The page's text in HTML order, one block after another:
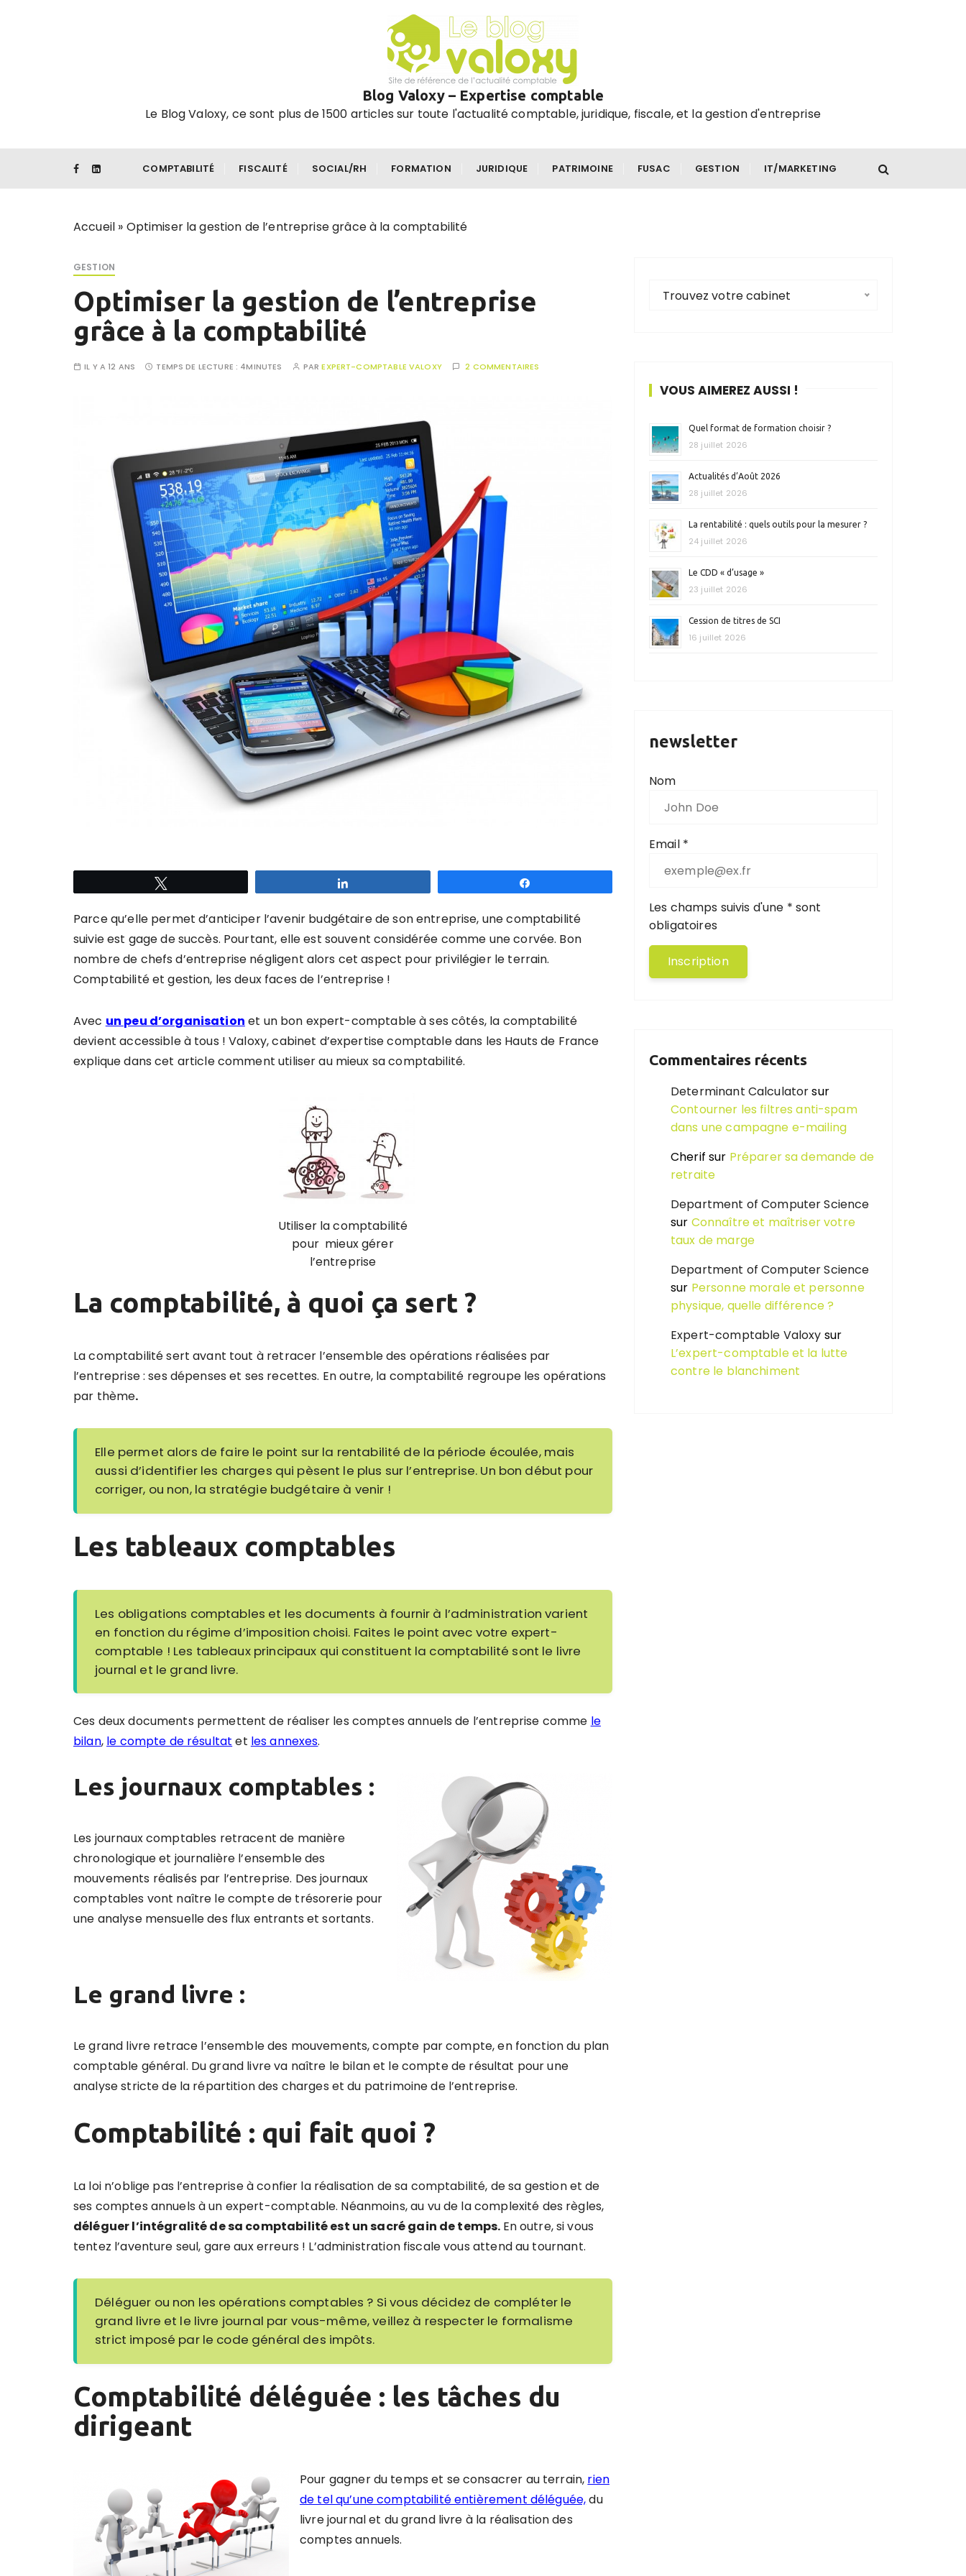
Blog Valoxy – Expertise comptable
Le Blog Valoxy, ce sont plus de 1500 articles sur toute l'actualité comptable, juridique, fiscale, et la gestion d'entreprise
COMPTABILITÉ FISCALITÉ SOCIAL/RH FORMATION JURIDIQUE PATRIMOINE FUSAC GESTION IT/MARKETING
Accueil » Optimiser la gestion de l’entreprise grâce à la comptabilité
GESTION
Optimiser la gestion de l’entreprise
grâce à la comptabilité
IL Y A 12 ANS TEMPS DE LECTURE : 4MINUTES PAREXPERT-COMPTABLE VALOXY 2 COMMENTAIRES
Parce qu’elle permet d’anticiper l’avenir budgétaire de son entreprise, une comptabilité
suivie est gage de succès. Pourtant, elle est souvent considérée comme une corvée. Bon
nombre de chefs d’entreprise négligent alors cet aspect pour privilégier le terrain.
Comptabilité et gestion, les deux faces de l’entreprise !
Avec un peu d’organisation et un bon expert-comptable à ses côtés, la comptabilité
devient accessible à tous ! Valoxy, cabinet d’expertise comptable dans les Hauts de France
explique dans cet article comment utiliser au mieux sa comptabilité.
Utiliser la comptabilité
pour mieux gérer
l’entreprise
La comptabilité, à quoi ça sert ?
La comptabilité sert avant tout à retracer l’ensemble des opérations réalisées par
l’entreprise : ses dépenses et ses recettes. En outre, la comptabilité regroupe les opérations
par thème.
Elle permet alors de faire le point sur la rentabilité de la période écoulée, mais
aussi d’identifier les charges qui pèsent le plus sur l’entreprise. Un bon début pour
corriger, ou non, la stratégie budgétaire à venir !
Les tableaux comptables
Les obligations comptables et les documents à fournir à l’administration varient
en fonction du régime d’imposition choisi. Faites le point avec votre expert-
comptable ! Les tableaux principaux qui constituent la comptabilité sont le livre
journal et le grand livre.
Ces deux documents permettent de réaliser les comptes annuels de l’entreprise comme le
bilan, le compte de résultat et les annexes.
Les journaux comptables :
Les journaux comptables retracent de manière
chronologique et journalière l’ensemble des
mouvements réalisés par l’entreprise. Des journaux
comptables vont naître le compte de trésorerie pour
une analyse mensuelle des flux entrants et sortants.
Le grand livre :
Le grand livre retrace l’ensemble des mouvements, compte par compte, en fonction du plan
comptable général. Du grand livre va naître le bilan et le compte de résultat pour une
analyse stricte de la répartition des charges et du patrimoine de l’entreprise.
Comptabilité : qui fait quoi ?
La loi n’oblige pas l’entreprise à confier la réalisation de sa comptabilité, de sa gestion et de
ses comptes annuels à un expert-comptable. Néanmoins, au vu de la complexité des règles,
déléguer l’intégralité de sa comptabilité est un sacré gain de temps. En outre, si vous
tentez l’aventure seul, gare aux erreurs ! L’administration fiscale vous attend au tournant.
Déléguer ou non les opérations comptables ? Si vous décidez de compléter le
grand livre et le livre journal par vous-même, veillez à respecter le formalisme
strict imposé par le code général des impôts.
Comptabilité déléguée : les tâches du
dirigeant
Pour gagner du temps et se consacrer au terrain, rien
de tel qu’une comptabilité entièrement déléguée,du
livre journal et du grand livre à la réalisation des
comptes annuels.
Trouvez votre cabinet
VOUS AIMEREZ AUSSI !
Quel format de formation choisir ?
28 juillet 2026
Actualités d’Août 2026
28 juillet 2026
La rentabilité : quels outils pour la mesurer ?
24 juillet 2026
Le CDD « d’usage »
23 juillet 2026
Cession de titres de SCI
16 juillet 2026
newsletter
Nom
Email *
Les champs suivis d'une * sont
obligatoires
Commentaires récents
Determinant Calculatorsur
Contourner les filtres anti-spam
dans une campagne e-mailing
Cherif sur Préparer sa demande de
retraite
Department of Computer Science
sur Connaître et maîtriser votre
taux de marge
Department of Computer Science
sur Personne morale et personne
physique, quelle différence ?
Expert-comptable Valoxy sur
L’expert-comptable et la lutte
contre le blanchiment